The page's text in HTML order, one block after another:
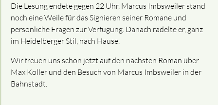
Die Lesung endete gegen 22 Uhr, Marcus Imbsweiler stand
noch eine Weile für das Signieren seiner Romane und
persönliche Fragen zur Verfügung. Danach radelte er, ganz
im Heidelberger Stil, nach Hause.
Wir freuen uns schon jetzt auf den nächsten Roman über
Max Koller und den Besuch von Marcus Imbsweiler in der
Bahnstadt.